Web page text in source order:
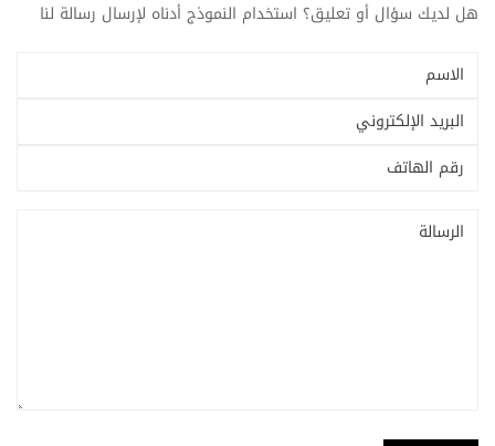
هل لديك سؤال أو تعليق؟ استخدام النموذج أدناه لإرسال رسالة لنا